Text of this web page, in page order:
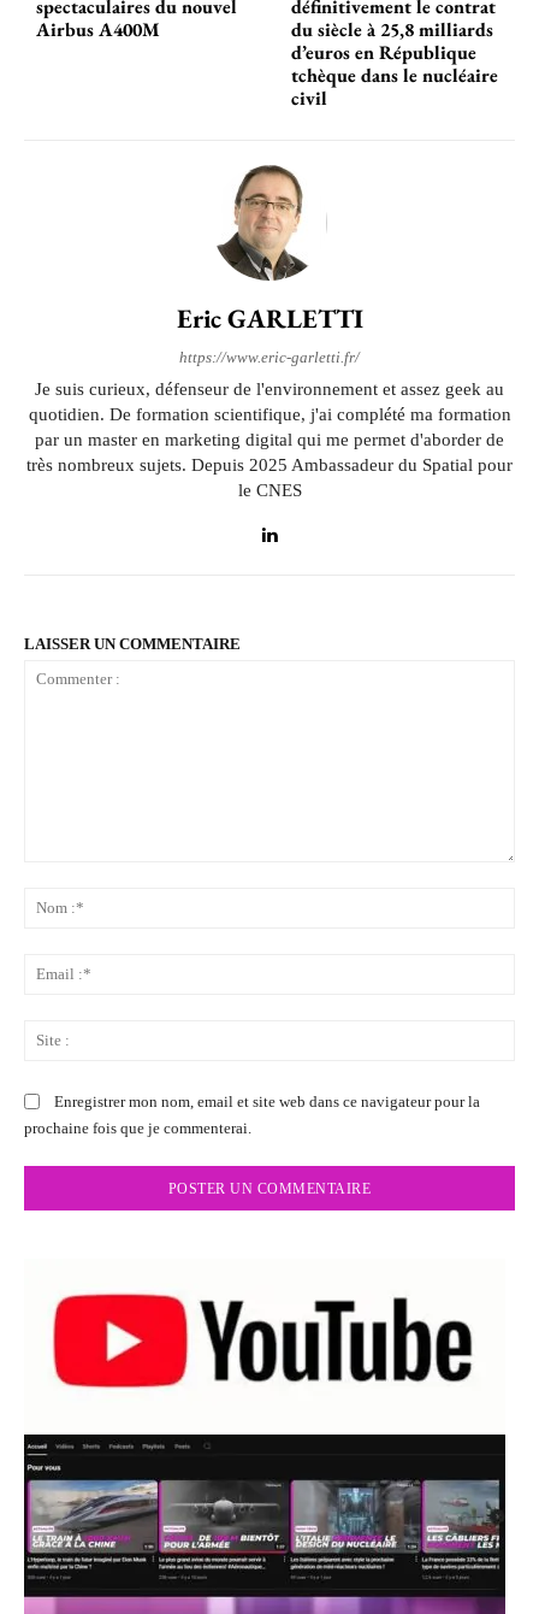
spectaculaires du nouvel
Airbus A400M
définitivement le contrat
du siècle à 25,8 milliards
d’euros en République
tchèque dans le nucléaire
civil
Eric GARLETTI
https://www.eric-garletti.fr/
Je suis curieux, défenseur de l'environnement et assez geek au
quotidien. De formation scientifique, j'ai complété ma formation
par un master en marketing digital qui me permet d'aborder de
très nombreux sujets. Depuis 2025 Ambassadeur du Spatial pour
le CNES
LAISSER UN COMMENTAIRE
Enregistrer mon nom, email et site web dans ce navigateur pour la
prochaine fois que je commenterai.